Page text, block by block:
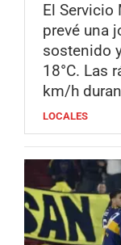
El
prevé una
sostenido
18°C. Las
km/h
LOCALES